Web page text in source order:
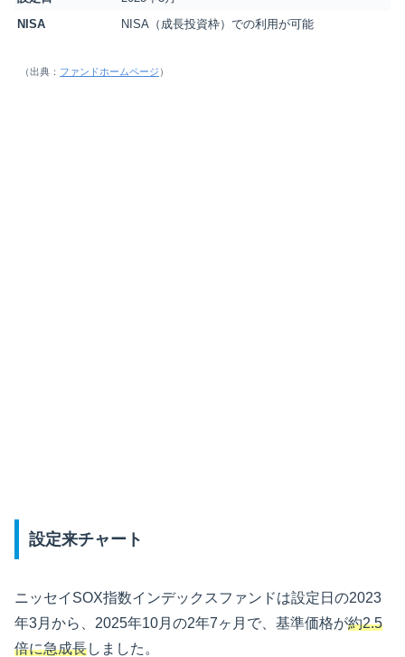
NISA
NISA（成長投資枠）での利用が可能
（出典： ファンドホームページ ）
設定来チャート
ニッセイSOX指数インデックスファンドは設定日の2023
年3月から、2025年10月の2年7ヶ月で、基準価格が約2.5
倍に急成長しました。